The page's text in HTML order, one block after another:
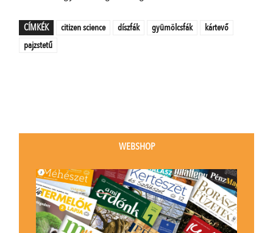
CÍMKÉK citizen science díszfák gyümölcsfák
kártevő
pajzstetű
WEBSHOP